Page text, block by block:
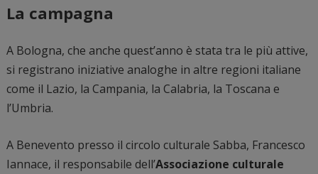
La campagna
A Bologna, che anche quest’anno è stata tra le più attive,
si registrano iniziative analoghe in altre regioni italiane
come il Lazio, la Campania, la Calabria, la Toscana e
l’Umbria.
A Benevento presso il circolo culturale Sabba, Francesco
Iannace, il responsabile dell’Associazione culturale